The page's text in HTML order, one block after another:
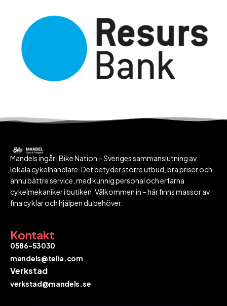
Mandels ingår i Bike Nation – Sveriges sammanslutning av
lokala cykelhandlare. Det betyder större utbud, bra priser och
ännu bättre service, med kunnig personal och erfarna
cykelmekaniker i butiken. Välkommen in – här finns massor av
fina cyklar och hjälpen du behöver.
Kontakt
0586-53030
mandels@telia.com
Verkstad
verkstad@mandels.se​​​​​​​